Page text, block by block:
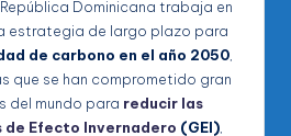
Dominicana trabaja en
estrategia de largo plazo para
de carbono en el año 2050
que se han comprometido gran
del mundo para reducir las
de Efecto Invernadero (GEI)